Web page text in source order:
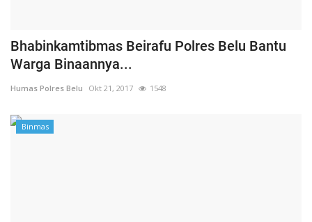
Bhabinkamtibmas Beirafu Polres Belu Bantu
Warga Binaannya...
Humas Polres Belu Okt 21, 2017 1548
Binmas